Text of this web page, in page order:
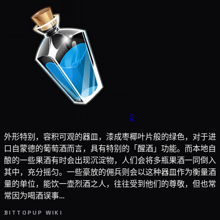
2
外形特别，容积可观的器皿，漆成枣椰叶片般的绿色，对于进
口自蒙德的葡萄酒而言，具有特别的「醒酒」功能。而本地自
酿的一些果酒有时会出现沉淀物，人们会将多瓶果酒一同倒入
其中，充分摇匀。一些豪放的佣兵则会以这种器皿作为衡量酒
量的单位，能饮一壶烈酒之人，往往受到他们的尊敬，但也常
常因为喝酒误事…
BITTOPUP WIKI